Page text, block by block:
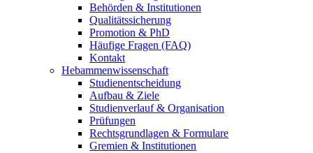
Behörden & Institutionen
Qualitätssicherung
Promotion & PhD
Häufige Fragen (FAQ)
Kontakt
Hebammenwissenschaft
Studienentscheidung
Aufbau & Ziele
Studienverlauf & Organisation
Prüfungen
Rechtsgrundlagen & Formulare
Gremien & Institutionen